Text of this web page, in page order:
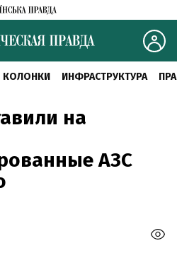
КОЛОНКИ ИНФРАСТРУКТУРА
на
АЗС